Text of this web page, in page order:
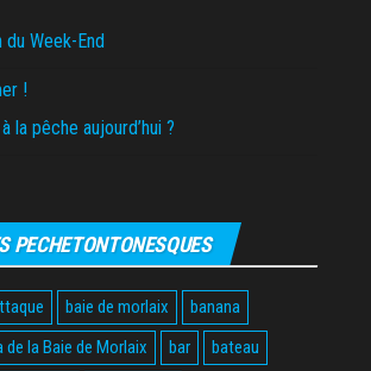
Week-End
!
la pêche aujourd’hui ?
PECHETONTONESQUES
baie de morlaix
banana
de la Baie de Morlaix
bar
bateau